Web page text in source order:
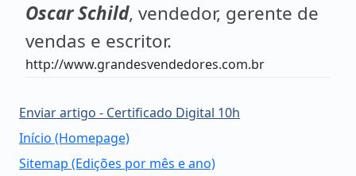
Oscar Schild, vendedor, gerente de
vendas e escritor.
http://www.grandesvendedores.com.br
Enviar artigo - Certificado Digital 10h
Início (Homepage)
Sitemap (Edições por mês e ano)